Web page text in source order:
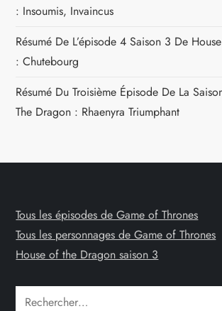
: Insoumis, Invaincus
Résumé De L’épisode 4 Saison 3 De
: Chutebourg
Résumé Du Troisième Épisode De La
The Dragon : Rhaenyra Triumphant
Tous les épisodes de Game of Thrones
Tous les personnages de Game of Thrones
House of the Dragon saison 3
Rechercher :